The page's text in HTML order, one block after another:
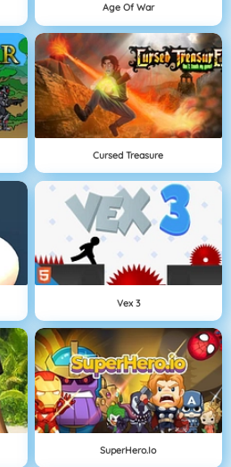
Age Of War
Cursed Treasure
Vex 3
SuperHero.io